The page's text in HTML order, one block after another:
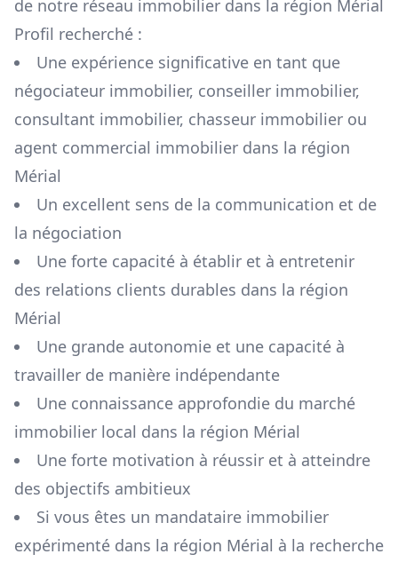
de notre réseau immobilier dans la région Mérial
Profil recherché :
Une expérience significative en tant que
négociateur immobilier, conseiller immobilier,
consultant immobilier, chasseur immobilier ou
agent commercial immobilier dans la région
Mérial
Un excellent sens de la communication et de
la négociation
Une forte capacité à établir et à entretenir
des relations clients durables dans la région
Mérial
Une grande autonomie et une capacité à
travailler de manière indépendante
Une connaissance approfondie du marché
immobilier local dans la région Mérial
Une forte motivation à réussir et à atteindre
des objectifs ambitieux
Si vous êtes un mandataire immobilier
expérimenté dans la région Mérial à la recherche